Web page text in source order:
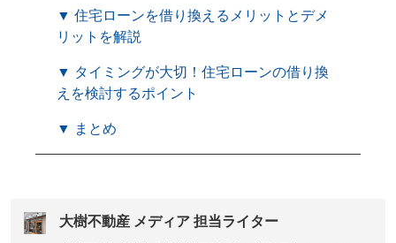
▼ 住宅ローンを借り換えるメリットとデメ
リットを解説
▼ タイミングが大切！住宅ローンの借り換
えを検討するポイント
▼ まとめ
大樹不動産 メディア 担当ライター